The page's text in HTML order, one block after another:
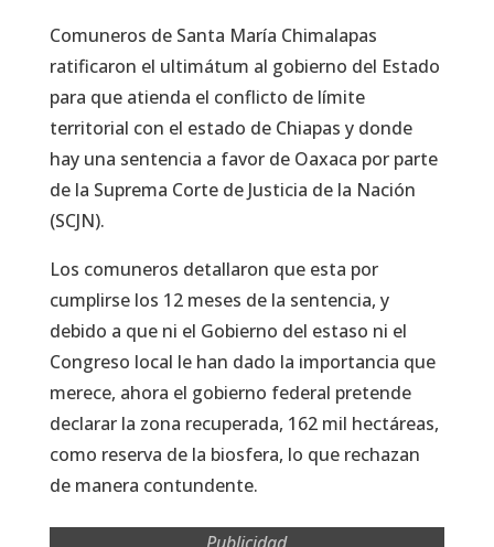
Comuneros de Santa María Chimalapas
ratificaron el ultimátum al gobierno del Estado
para que atienda el conflicto de límite
territorial con el estado de Chiapas y donde
hay una sentencia a favor de Oaxaca por parte
de la Suprema Corte de Justicia de la Nación
(SCJN).
Los comuneros detallaron que esta por
cumplirse los 12 meses de la sentencia, y
debido a que ni el Gobierno del estaso ni el
Congreso local le han dado la importancia que
merece, ahora el gobierno federal pretende
declarar la zona recuperada, 162 mil hectáreas,
como reserva de la biosfera, lo que rechazan
de manera contundente.